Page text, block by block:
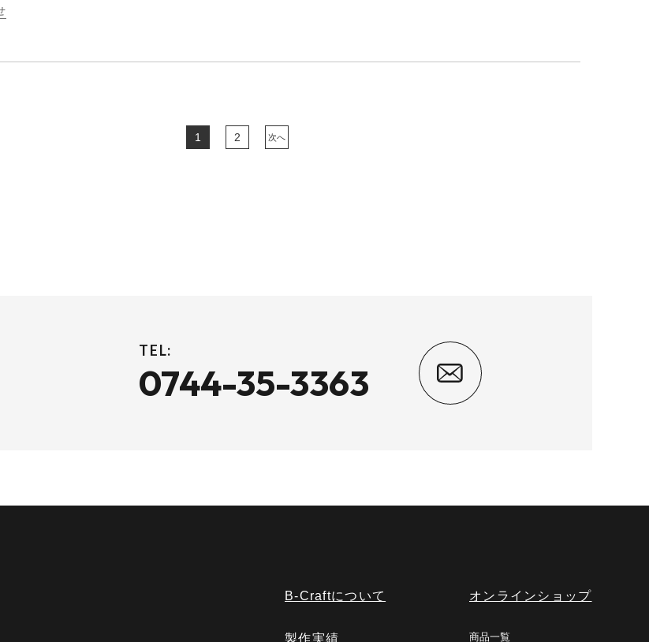
1 2 次へ
TEL:
0744-35-3363
B-Craftについて
製作実績
オンラインショップ
商品一覧